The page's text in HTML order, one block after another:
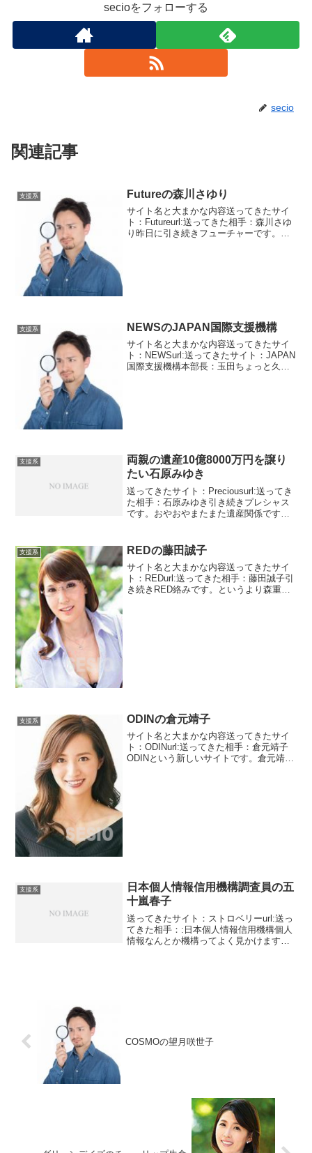
secioをフォローする
secio
関連記事
支援系 Futureの森川さゆり
サイト名と大まかな内容送ってきたサイ
ト：Futureurl:送ってきた相手：森川さゆ
り昨日に引き続きフューチャーです。今
支援系 NEWSのJAPAN国際支援機構
サイト名と大まかな内容送ってきたサイ
ト：NEWSurl:送ってきたサイト：JAPAN
国際支援機構本部長：玉田ちょっと久々
支援系
両親の遺産10億8000万円を譲り
たい石原みゆき
送ってきたサイト：Preciousurl:送ってき
た相手：石原みゆき引き続きプレシャス
です。おやおやまたまた遺産関係ですか
見てみるとサイト説明文がないです。利
用規約は出...
支援系 REDの藤田誠子
サイト名と大まかな内容送ってきたサイ
ト：REDurl:送ってきた相手：藤田誠子引
き続きRED絡みです。というより森重忠
支援系 ODINの倉元靖子
サイト名と大まかな内容送ってきたサイ
ト：ODINurl:送ってきた相手：倉元靖子
ODINという新しいサイトです。倉元靖子
支援系
日本個人情報信用機構調査員の五
十嵐春子
送ってきたサイト：ストロベリーurl:送っ
てきた相手：:日本個人情報信用機構個人
情報なんとか機構ってよく見かけます
COSMOの望月咲世子